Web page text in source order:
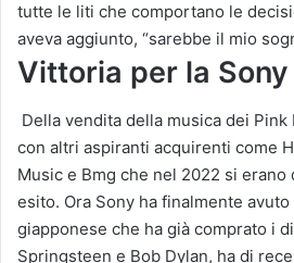
tutte le liti che comportano le
aveva aggiunto, “sarebbe il mio
Vittoria per la Sony
Della vendita della musica dei Pink
con altri aspiranti acquirenti come
Music e Bmg che nel 2022 si erano
esito. Ora Sony ha finalmente
giapponese che ha già comprato i
Springsteen e Bob Dylan, ha di